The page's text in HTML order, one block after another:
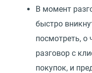
В момент
быстро
посмотреть,
разговор с
покупок, и